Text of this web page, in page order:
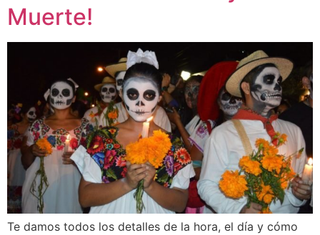
Muerte!
Te damos todos los detalles de la hora, el día y cómo